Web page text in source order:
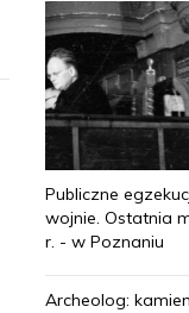
Publiczne
wojnie. Ostatnia
r. - w Poznaniu
Archeolog: